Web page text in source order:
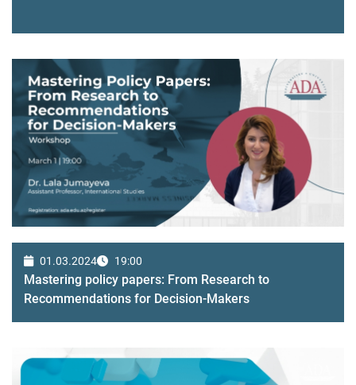
01.03.2024 19:00
Mastering policy papers: From Research to
Recommendations for Decision-Makers